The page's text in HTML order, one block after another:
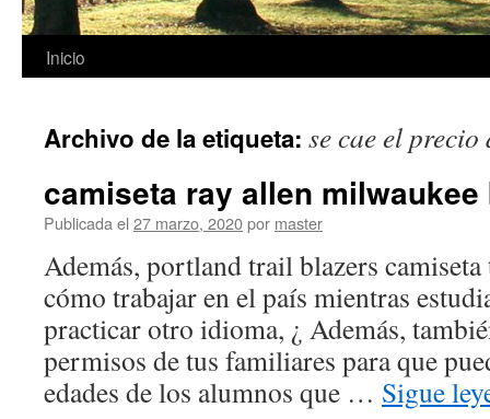
Saltar
contenido
Inicio
Archivo de la etiqueta: se cae el
camiseta ray allen
Publicada el 27 marzo, 2020por master
Además, portland trail blazers camiseta
cómo trabajar en el país mientras
practicar otro idioma, ¿ Además,
permisos de tus familiares para que
edades de los alumnos que … Sigue